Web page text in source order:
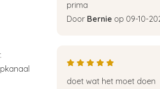
prima
Door Bernie op 09-10-
doet wat het moet doen